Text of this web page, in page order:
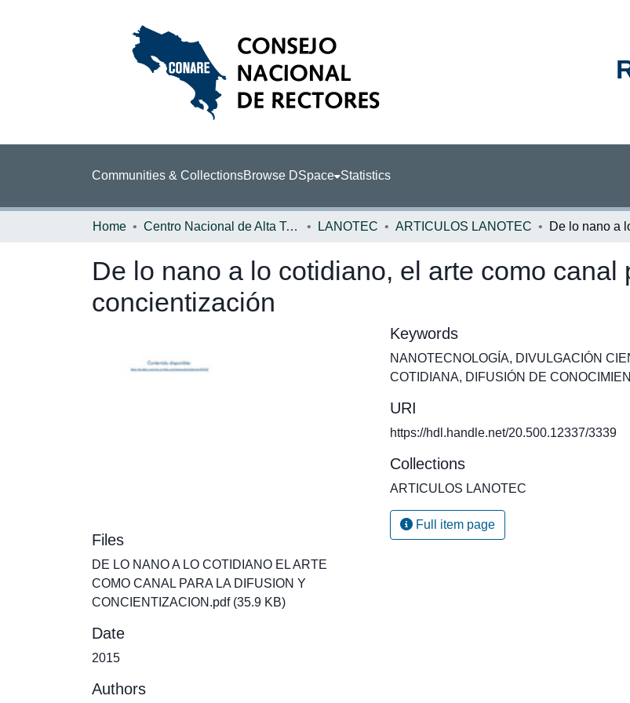
Communities & CollectionsBrowse DSpace Statistics
Home Centro Nacional de Alta Tecnología (CENAT) LANOTEC ARTICULOS LANOTEC
De lo nano a lo cotidiano, el arte como canal
concientización
Files
DE LO NANO A LO COTIDIANO EL ARTE
COMO CANAL PARA LA DIFUSION Y
CONCIENTIZACION.pdf(35.9 KB)
Date
2015
Authors
Keywords
NANOTECNOLOGÍA, DIVULGACIÓN
COTIDIANA, DIFUSIÓN DE
URI
https://hdl.handle.net/20.500.12337/3339
Collections
ARTICULOS LANOTEC
Full item page